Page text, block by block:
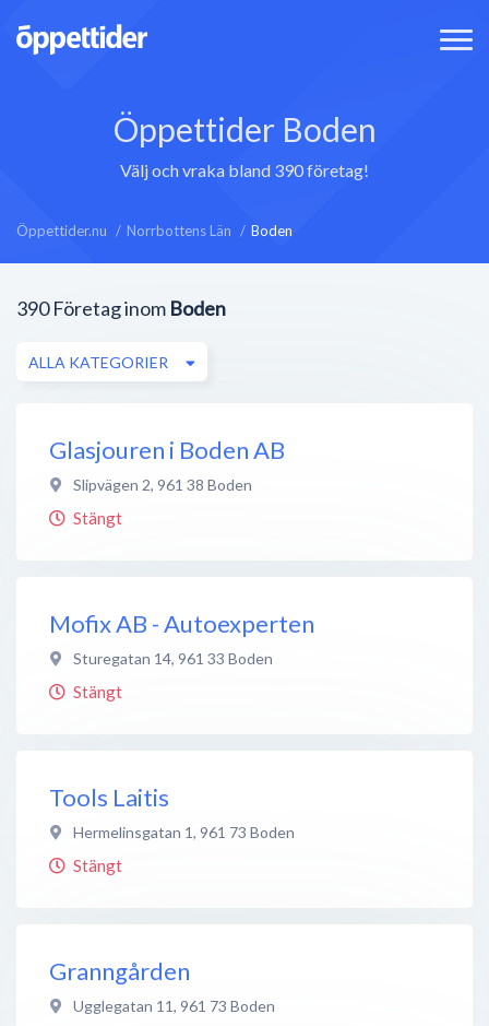
Öppettider Boden
Välj och vraka bland 390 företag!
Öppettider.nu Norrbottens Län Boden
390 Företag inom Boden
ALLA KATEGORIER
Glasjouren i Boden AB
Slipvägen 2, 961 38 Boden
Stängt
Mofix AB - Autoexperten
Sturegatan 14, 961 33 Boden
Stängt
Tools Laitis
Hermelinsgatan 1, 961 73 Boden
Stängt
Granngården
Ugglegatan 11, 961 73 Boden